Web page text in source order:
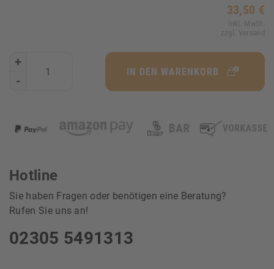
33,50 €
Inkl. MwSt.
zzgl. Versand
+
-
IN DEN WARENKORB
Hotline
Sie haben Fragen oder benötigen eine Beratung?
Rufen Sie uns an!
02305 5491313